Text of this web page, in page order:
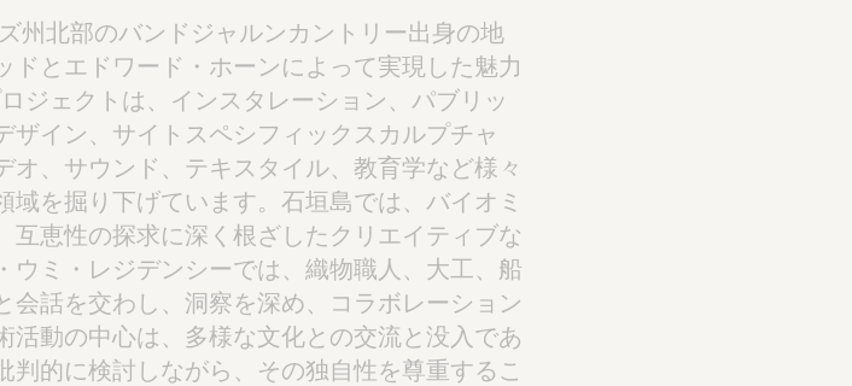
州北部のバンドジャルンカントリー出身の地
とエドワード・ホーンによって実現した魅力
ジェクトは、インスタレーション、パブリッ
イン、サイトスペシフィックスカルプチャ
、サウンド、テキスタイル、教育学など様々
を掘り下げています。石垣島では、バイオミ
互恵性の探求に深く根ざしたクリエイティブな
ウミ・レジデンシーでは、織物職人、大工、船
話を交わし、洞察を深め、コラボレーション
活動の中心は、多様な文化との交流と没入であ
的に検討しながら、その独自性を尊重するこ